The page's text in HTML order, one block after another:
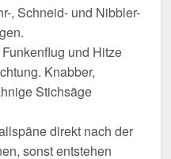
, Schneid- und Nibbler-
und Hitze
Knabber,
Stichsäge
direkt nach der
sonst entstehen